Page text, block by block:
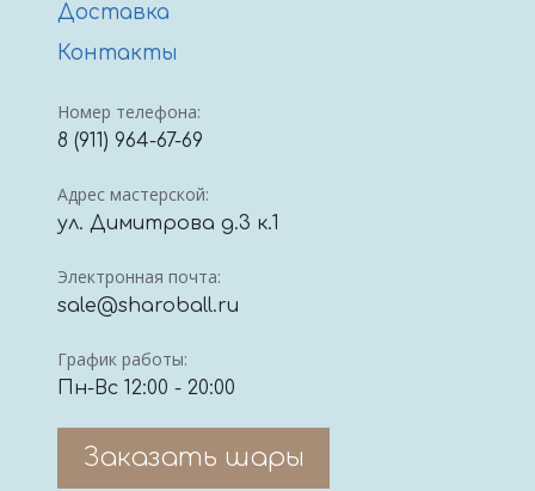
Доставка
Контакты
Номер телефона:
8 (911) 964-67-69
Адрес мастерской:
ул. Димитрова д.3 к.1
Электронная почта:
sale@sharoball.ru
График работы:
Пн-Вс 12:00 - 20:00
Заказать шары